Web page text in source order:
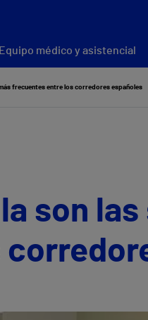
Equipo médico y asistencial
frecuentes entre los corredores españoles
son